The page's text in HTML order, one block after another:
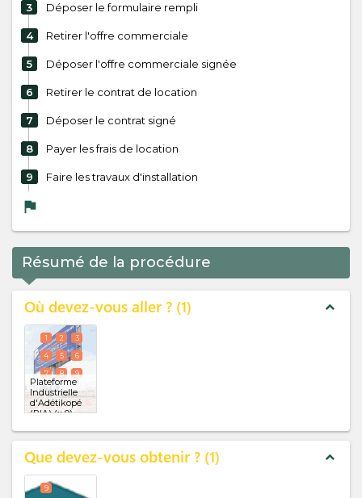
3
Déposer le formulaire rempli
4 Retirer l'offre commerciale
5 Déposer l'offre commerciale signée
6 Retirer le contrat de location
7 Déposer le contrat signé
8 Payer les frais de location
9 Faire les travaux d'installation
flag
Résumé de la procédure
Où devez-vous aller ? 1 expand_less
Plateforme
Industrielle
d'Adétikopé
(PIA)(x 9)
1 2
3
4
5
6
7
8 9
Que devez-vous obtenir ? 1 expand_less
9